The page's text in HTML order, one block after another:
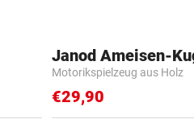
Janod Ameisen-
Motorikspielzeug aus Holz
€29,90